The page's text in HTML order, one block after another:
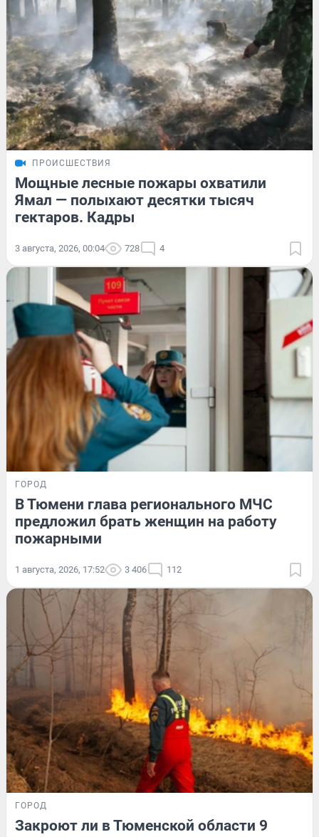
ПРОИСШЕСТВИЯ
Мощные лесные пожары охватили
Ямал — полыхают десятки тысяч
гектаров. Кадры
3 августа, 2026, 00:04 728 4
ГОРОД
В Тюмени глава регионального МЧС
предложил брать женщин на работу
пожарными
1 августа, 2026, 17:52 3 406 112
ГОРОД
Закроют ли в Тюменской области 9